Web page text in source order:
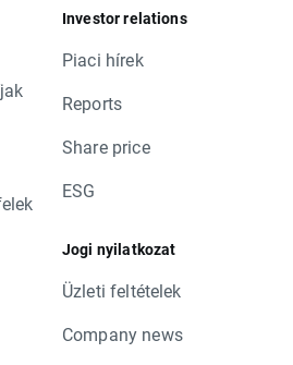
Investor relations
Piaci hírek
Reports
Share price
ESG
Jogi nyilatkozat
Üzleti feltételek
Company news